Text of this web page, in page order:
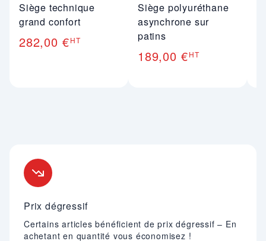
Siège technique
grand confort
282,00 €HT
Siège polyuréthane
asynchrone sur
patins
189,00 €HT
Prix dégressif
Certains articles bénéficient de prix dégressif – En
achetant en quantité vous économisez !